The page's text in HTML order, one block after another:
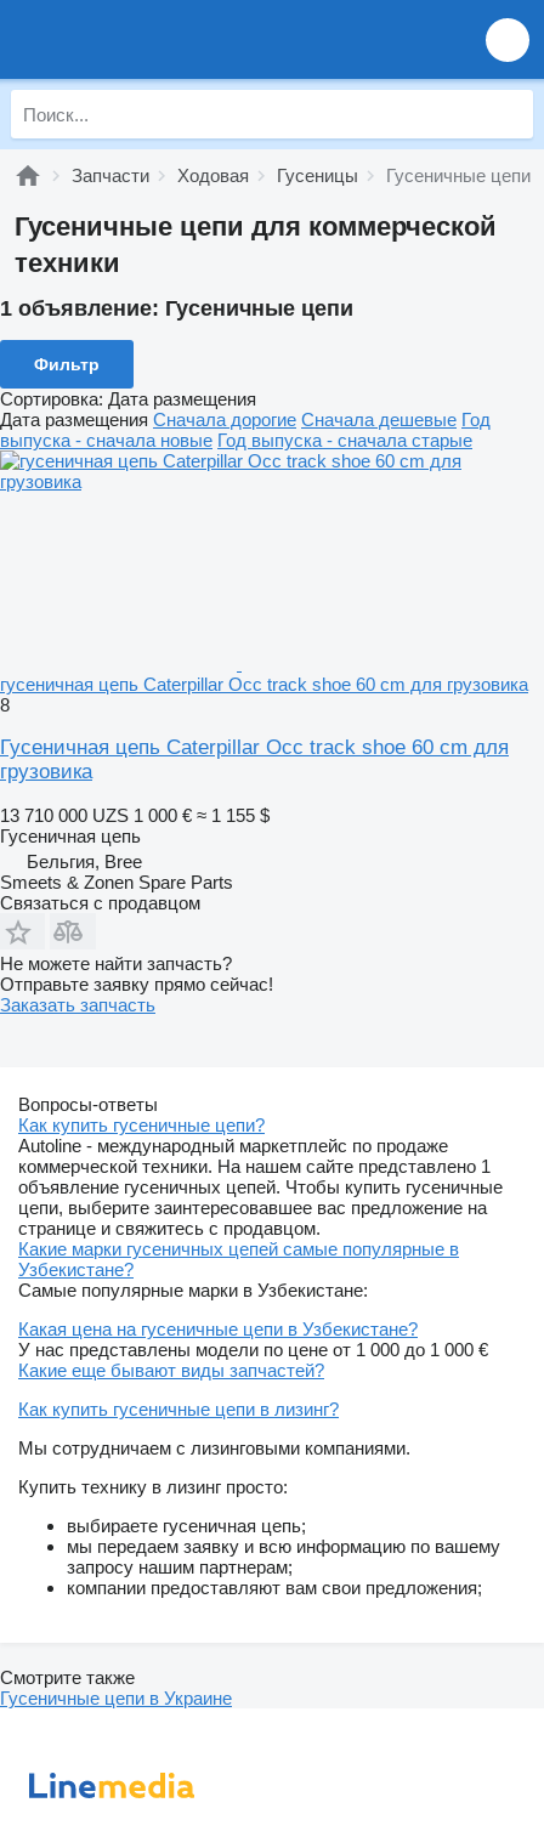
Запчасти Ходовая Гусеницы Гусеничные цепи
Гусеничные цепи для коммерческой
техники
1 объявление: Гусеничные цепи
Фильтр
Сортировка: Дата размещения
Дата размещения Сначала дорогие Сначала дешевые Год
выпуска - сначала новые Год выпуска - сначала старые
гусеничная цепь Caterpillar Occ track shoe 60 cm для грузовика
8
Гусеничная цепь Caterpillar Occ track shoe 60 cm для
грузовика
13 710 000 UZS 1 000 € ≈ 1 155 $
Гусеничная цепь
Бельгия, Bree
Smeets & Zonen Spare Parts
Связаться с продавцом
Не можете найти запчасть?
Отправьте заявку прямо сейчас!
Заказать запчасть
Вопросы-ответы
Как купить гусеничные цепи?
Autoline - международный маркетплейс по продаже
коммерческой техники. На нашем сайте представлено 1
объявление гусеничных цепей. Чтобы купить гусеничные
цепи, выберите заинтересовавшее вас предложение на
странице и свяжитесь с продавцом.
Какие марки гусеничных цепей самые популярные в
Узбекистане?
Самые популярные марки в Узбекистане:
Какая цена на гусеничные цепи в Узбекистане?
У нас представлены модели по цене от 1 000 до 1 000 €
Какие еще бывают виды запчастей?
Как купить гусеничные цепи в лизинг?
Мы сотрудничаем с лизинговыми компаниями.
Купить технику в лизинг просто:
выбираете гусеничная цепь;
мы передаем заявку и всю информацию по вашему
запросу нашим партнерам;
компании предоставляют вам свои предложения;
Смотрите также
Гусеничные цепи в Украине